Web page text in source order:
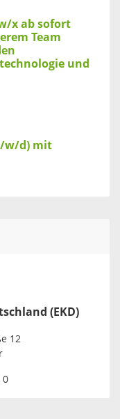
x ab sofort
Team
und
w/d) mit
(EKD)
12
0